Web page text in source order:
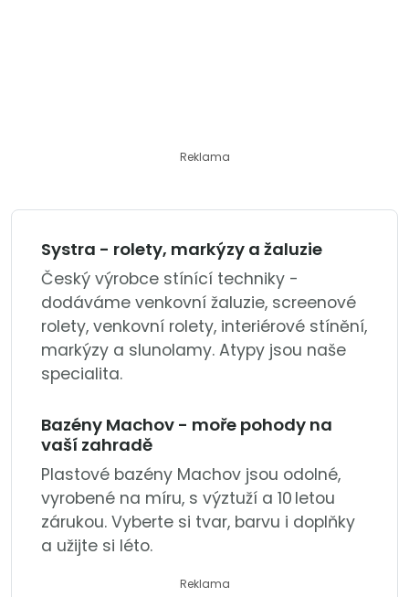
Reklama
Systra - rolety, markýzy a žaluzie
Český výrobce stínící techniky -
dodáváme venkovní žaluzie, screenové
rolety, venkovní rolety, interiérové stínění,
markýzy a slunolamy. Atypy jsou naše
specialita.
Bazény Machov - moře pohody na
vaší zahradě
Plastové bazény Machov jsou odolné,
vyrobené na míru, s výztuží a 10 letou
zárukou. Vyberte si tvar, barvu i doplňky
a užijte si léto.
Reklama